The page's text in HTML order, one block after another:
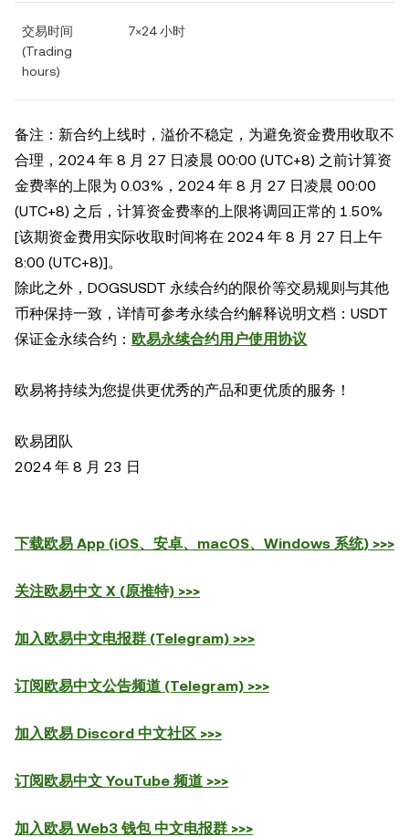
交易时间
(Trading
hours)
7×24 小时
备注：新合约上线时，溢价不稳定，为避免资金费用收取不
合理，2024 年 8 月 27 日凌晨 00:00 (UTC+8) 之前计算资
金费率的上限为 0.03%，2024 年 8 月 27 日凌晨 00:00
(UTC+8) 之后，计算资金费率的上限将调回正常的 1.50%
[该期资金费用实际收取时间将在 2024 年 8 月 27 日上午
8:00 (UTC+8)]。
除此之外，DOGSUSDT 永续合约的限价等交易规则与其他
币种保持一致，详情可参考永续合约解释说明文档：USDT
保证金永续合约： 欧易永续合约用户使用协议
欧易将持续为您提供更优秀的产品和更优质的服务！
欧易团队
2024 年 8 月 23 日
下载欧易 App (iOS、安卓、macOS、Windows 系统) >>>
关注欧易中文 X (原推特) >>>
加入欧易中文电报群 (Telegram) >>>
订阅欧易中文公告频道 (Telegram) >>>
加入欧易 Discord 中文社区 >>>
订阅欧易中文 YouTube 频道 >>>
加入欧易 Web3 钱包 中文电报群 >>>